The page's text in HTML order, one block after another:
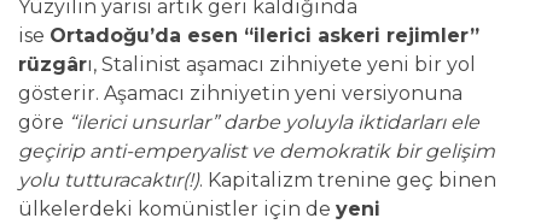
Yüzyılın yarısı artık geri kaldığında
ise Ortadoğu’da esen “ilerici askeri rejimler”
rüzgârı, Stalinist aşamacı zihniyete yeni bir yol
gösterir. Aşamacı zihniyetin yeni versiyonuna
göre “ilerici unsurlar” darbe yoluyla iktidarları ele
geçirip anti-emperyalist ve demokratik bir gelişim
yolu tutturacaktır(!). Kapitalizm trenine geç binen
ülkelerdeki komünistler için de yeni